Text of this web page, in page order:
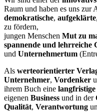
Raum und haben es uns zur
demokratische, aufgeklärte,
zu fördern,
jungen Menschen Mut zu
spannende und lehrreiche
und Unternehmertum
Als werteorientierter
Unternehmer, Vordenker
ihrem Buch eine
eigenen Business und in der
Qualität, Verantwortung